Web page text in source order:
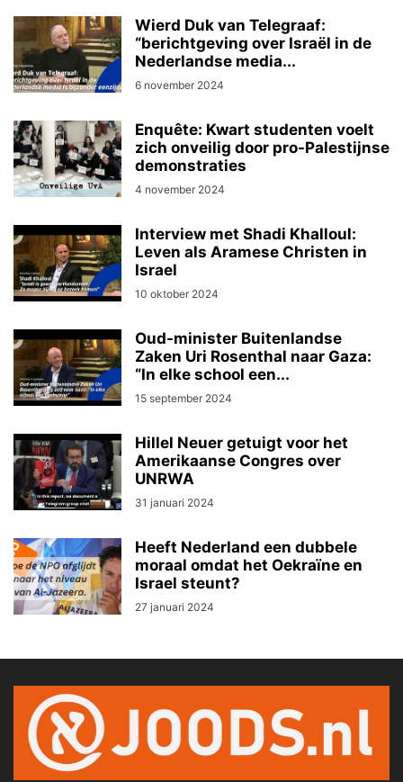
Wierd Duk van Telegraaf:
“berichtgeving over Israël in de
Nederlandse media...
6 november 2024
Enquête: Kwart studenten voelt
zich onveilig door pro-Palestijnse
demonstraties
4 november 2024
Interview met Shadi Khalloul:
Leven als Aramese Christen in
Israel
10 oktober 2024
Oud-minister Buitenlandse
Zaken Uri Rosenthal naar Gaza:
“In elke school een...
15 september 2024
Hillel Neuer getuigt voor het
Amerikaanse Congres over
UNRWA
31 januari 2024
Heeft Nederland een dubbele
moraal omdat het Oekraïne en
Israel steunt?
27 januari 2024